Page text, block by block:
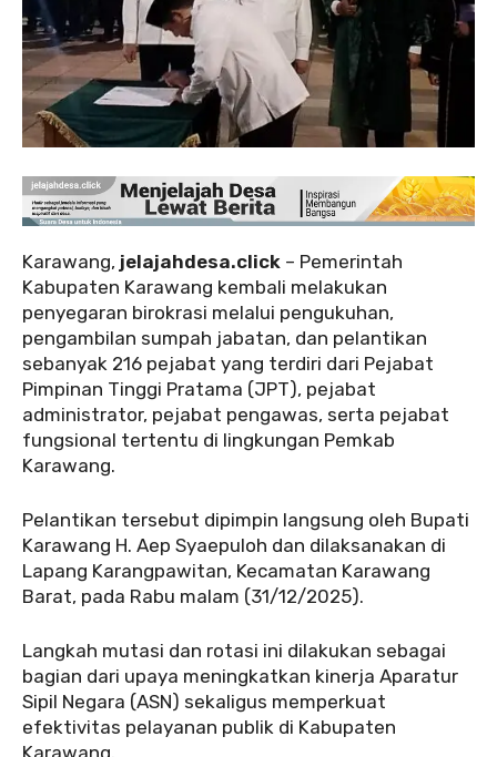
Karawang, jelajahdesa.click – Pemerintah
Kabupaten Karawang kembali melakukan
penyegaran birokrasi melalui pengukuhan,
pengambilan sumpah jabatan, dan pelantikan
sebanyak 216 pejabat yang terdiri dari Pejabat
Pimpinan Tinggi Pratama (JPT), pejabat
administrator, pejabat pengawas, serta pejabat
fungsional tertentu di lingkungan Pemkab
Karawang.
Pelantikan tersebut dipimpin langsung oleh Bupati
Karawang H. Aep Syaepuloh dan dilaksanakan di
Lapang Karangpawitan, Kecamatan Karawang
Barat, pada Rabu malam (31/12/2025).
Langkah mutasi dan rotasi ini dilakukan sebagai
bagian dari upaya meningkatkan kinerja Aparatur
Sipil Negara (ASN) sekaligus memperkuat
efektivitas pelayanan publik di Kabupaten
Karawang.